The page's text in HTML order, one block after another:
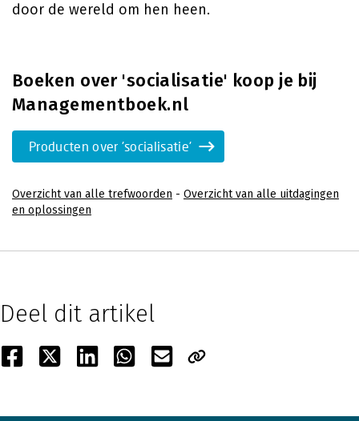
door de wereld om hen heen.
Boeken over 'socialisatie' koop je bij
Managementboek.nl
Producten over 'socialisatie'
Overzicht van alle trefwoorden - Overzicht van alle uitdagingen
en oplossingen
Deel dit artikel